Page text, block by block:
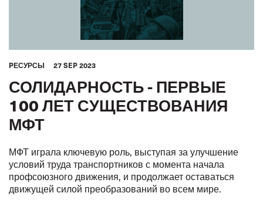
PЕСУРСЫ 27 SEP 2023
СОЛИДАРНОСТЬ - ПЕРВЫЕ
100 ЛЕТ СУЩЕСТВОВАНИЯ
МФТ
МФТ играла ключевую роль, выступая за улучшение
условий труда транспортников с момента начала
профсоюзного движения, и продолжает оставаться
движущей силой преобразований во всем мире.